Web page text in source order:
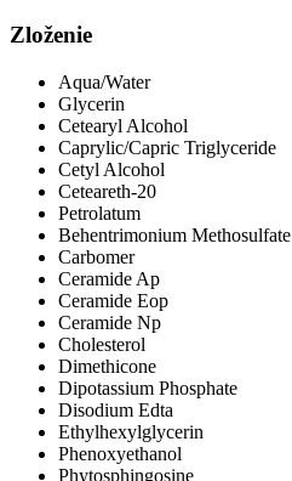
Zloženie
Aqua/Water
Glycerin
Cetearyl Alcohol
Caprylic/Capric Triglyceride
Cetyl Alcohol
Ceteareth-20
Petrolatum
Behentrimonium Methosulfate
Carbomer
Ceramide Ap
Ceramide Eop
Ceramide Np
Cholesterol
Dimethicone
Dipotassium Phosphate
Disodium Edta
Ethylhexylglycerin
Phenoxyethanol
Phytosphingosine